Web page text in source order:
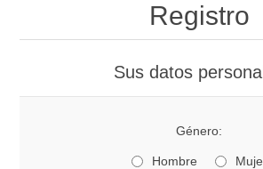
Registro
Sus datos
Género:
Hombre